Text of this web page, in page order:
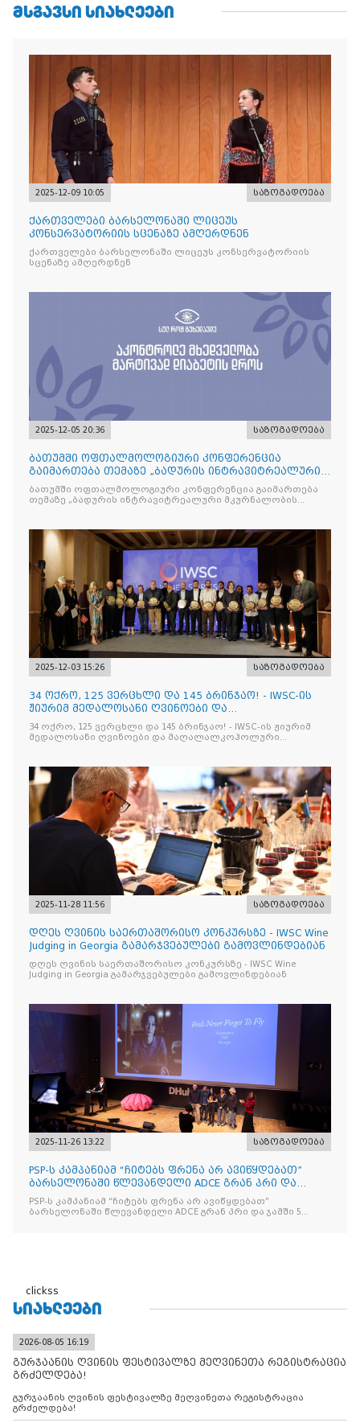
ᲛᲡᲒᲐᲕᲡᲘ ᲡᲘᲐᲮᲚᲔᲔᲑᲘ
2025-12-09 10:05 საზოგადოება
ქართველები ბარსელონაში ლიცეუს
კონსერვატორიის სცენაზე ამღერდნენ
ქართველები ბარსელონაში ლიცეუს კონსერვატორიის
სცენაზე ამღერდნენ
2025-12-05 20:36 საზოგადოება
ბათუმში ოფთალმოლოგიური კონფერენცია
გაიმართება თემაზე „ბადურის ინტრავიტრეალური
მკურნალობის ოპტიმიზაცი
ბათუმში ოფთალმოლოგიური კონფერენცია გაიმართება
თემაზე „ბადურის ინტრავიტრეალური მკურნალობის
2025-12-03 15:26 საზოგადოება
34 ოქრო, 125 ვერცხლი და 145 ბრინჯაო! - IWSC-ის
ჟიურიმ მედალოსანი ღვინოები და
მაღალალკოჰოლური სასმელე
34 ოქრო, 125 ვერცხლი და 145 ბრინჯაო! - IWSC-ის ჟიურიმ
მედალოსანი ღვინოები და მაღალალკოჰოლური
2025-11-28 11:56 საზოგადოება
დღეს ღვინის საერთაშორისო კონკურსზე - IWSC Wine
Judging in Georgia გამარჯვებულები გამოვლინდებიან
დღეს ღვინის საერთაშორისო კონკურსზე - IWSC Wine
Judging in Georgia გამარჯვებულები გამოვლინდებიან
2025-11-26 13:22 საზოგადოება
PSP-ს კამპანიამ “ჩიტებს ფრენა არ ავიწყდებათ”
ბარსელონაში წლევანდელი ADCE გრან პრი და
ჯამში 5 ჯილდო მ
PSP-ს კამპანიამ “ჩიტებს ფრენა არ ავიწყდებათ”
ბარსელონაში წლევანდელი ADCE გრან პრი და ჯამში 5
clickss
ᲡᲘᲐᲮᲚᲔᲔᲑᲘ
2026-08-05 16:19
გურჯაანის ღვინის ფესტივალზე მეღვინეთა რეგისტრაცია
გრძელდება!
გურჯაანის ღვინის ფესტივალზე მეღვინეთა რეგისტრაცია
გრძელდება!